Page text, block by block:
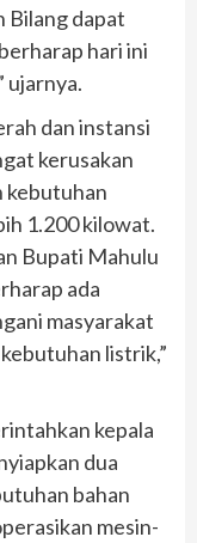
Bilang dapat
hari ini
ujarnya.
dan instansi
kerusakan
kebutuhan
1.200 kilowat.
Bupati Mahulu
ada
masyarakat
listrik,”
kepala
dua
bahan
mesin-